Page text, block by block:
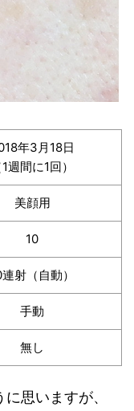
年3月18日
1週間に1回）
美顔用
10
射（自動）
手動
無し
思いますが、